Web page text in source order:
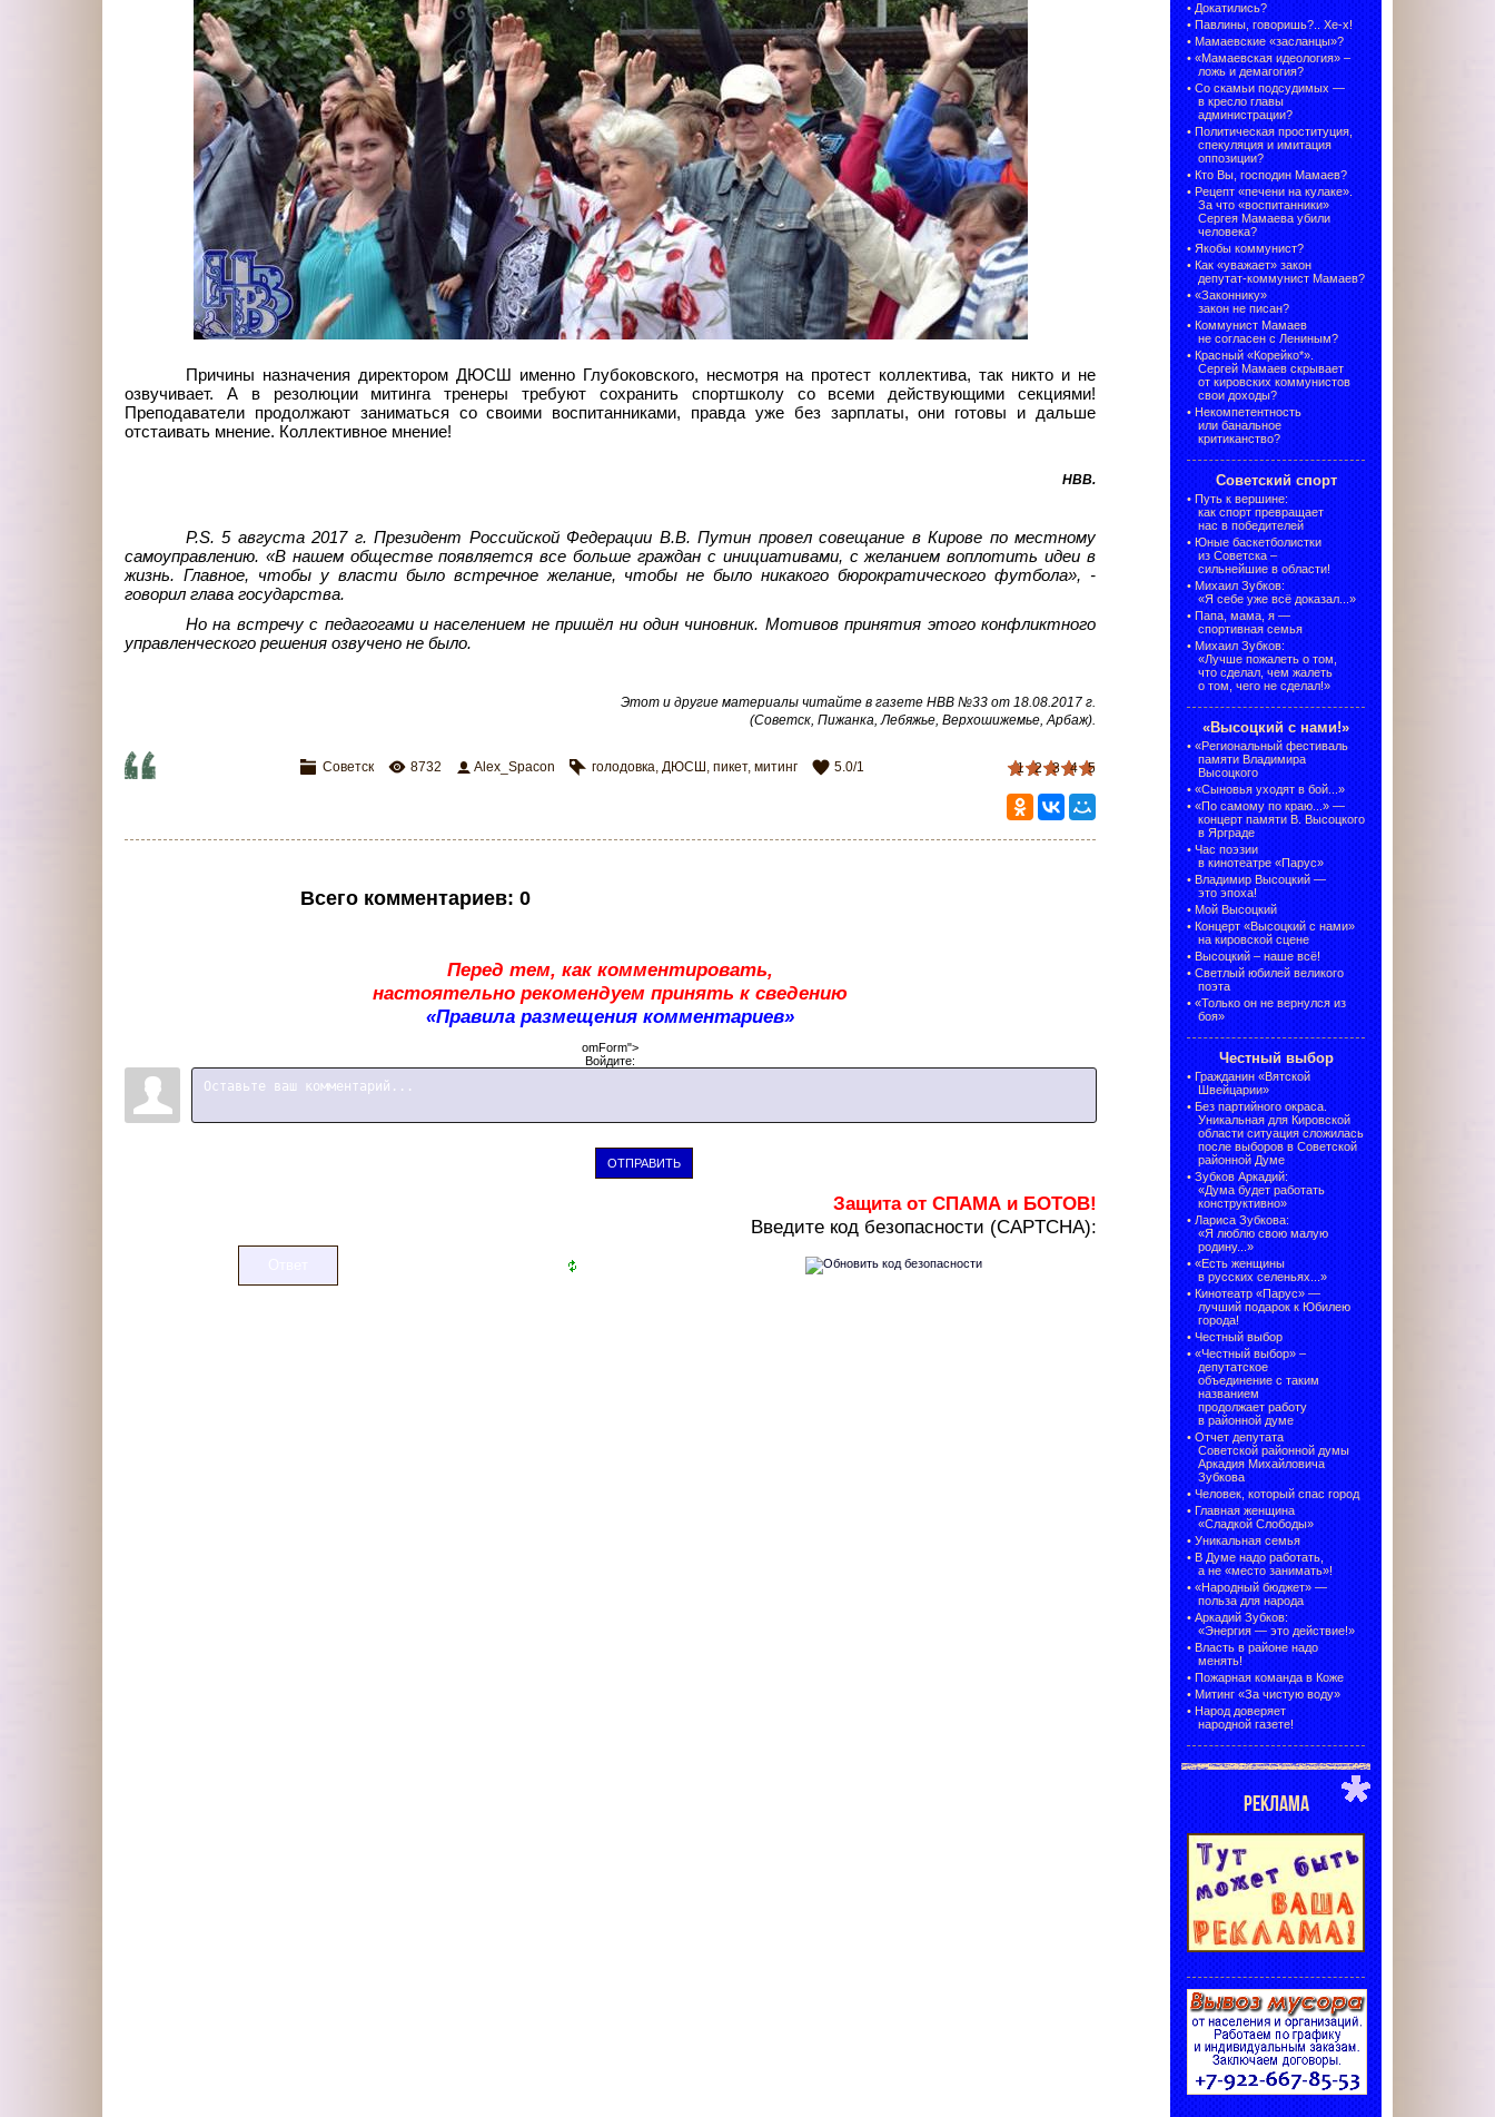
Причины назначения директором ДЮСШ именно Глубоковского, несмотря на протест коллектива, так никто и не
озвучивает. А в резолюции митинга тренеры требуют сохранить спортшколу со всеми действующими секциями!
Преподаватели продолжают заниматься со своими воспитанниками, правда уже без зарплаты, они готовы и дальше
отстаивать мнение. Коллективное мнение!
НВВ.
P.S. 5 августа 2017 г. Президент Российской Федерации В.В. Путин провел совещание в Кирове по местному
самоуправлению. «В нашем обществе появляется все больше граждан с инициативами, с желанием воплотить идеи в
жизнь. Главное, чтобы у власти было встречное желание, чтобы не было никакого бюрократического футбола», -
говорил глава государства.
Но на встречу с педагогами и населением не пришёл ни один чиновник. Мотивов принятия этого конфликтного
управленческого решения озвучено не было.
Этот и другие материалы читайте в газете НВВ №33 от 18.08.2017 г.
(Советск, Пижанка, Лебяжье, Верхошижемье, Арбаж).
1 2 3 4 5
Советск 8732 Alex_Spacon голодовка, ДЮСШ , пикет, митинг 5.0/1
Всего комментариев: 0
Перед тем, как комментировать,
настоятельно рекомендуем принять к сведению
«Правила размещения комментариев»
omForm">
Войдите:
ОТПРАВИТЬ
Защита от СПАМА и БОТОВ!
Введите код безопасности (CAPTCHA):
• Докатились?
• Павлины, говоришь?.. Хе-х!
• Мамаевские «засланцы»?
• «Мамаевская идеология» –
ложь и демагогия?
• Со скамьи подсудимых —
в кресло главы
администрации?
• Политическая проституция,
спекуляция и имитация
оппозиции?
• Кто Вы, господин Мамаев?
• Рецепт «печени на кулаке».
За что «воспитанники»
Сергея Мамаева убили
человека?
• Якобы коммунист?
• Как «уважает» закон
депутат-коммунист Мамаев?
• «Законнику»
закон не писан?
• Коммунист Мамаев
не согласен с Лениным?
• Красный «Корейко*».
Сергей Мамаев скрывает
от кировских коммунистов
свои доходы?
• Некомпетентность
или банальное
критиканство?
Советский спорт
• Путь к вершине:
как спорт превращает
нас в победителей
• Юные баскетболистки
из Советска –
сильнейшие в области!
• Михаил Зубков:
«Я себе уже всё доказал...»
• Папа, мама, я —
спортивная семья
• Михаил Зубков:
«Лучше пожалеть о том,
что сделал, чем жалеть
о том, чего не сделал!»
«Высоцкий с нами!»
• «Региональный фестиваль
памяти Владимира
Высоцкого
• «Сыновья уходят в бой...»
• «По самому по краю...» —
концерт памяти В. Высоцкого
в Ярграде
• Час поэзии
в кинотеатре «Парус»
• Владимир Высоцкий —
это эпоха!
• Мой Высоцкий
• Концерт «Высоцкий с нами»
на кировской сцене
• Высоцкий – наше всё!
• Светлый юбилей великого
поэта
• «Только он не вернулся из
боя»
Честный выбор
• Гражданин «Вятской
Швейцарии»
• Без партийного окраса.
Уникальная для Кировской
области ситуация сложилась
после выборов в Советской
районной Думе
• Зубков Аркадий:
«Дума будет работать
конструктивно»
• Лариса Зубкова:
«Я люблю свою малую
родину...»
• «Есть женщины
в русских селеньях...»
• Кинотеатр «Парус» —
лучший подарок к Юбилею
города!
• Честный выбор
• «Честный выбор» –
депутатское
объединение с таким
названием
продолжает работу
в районной думе
• Отчет депутата
Советской районной думы
Аркадия Михайловича
Зубкова
• Человек, который спас город
• Главная женщина
«Сладкой Слободы»
• Уникальная семья
• В Думе надо работать,
а не «место занимать»!
• «Народный бюджет» —
польза для народа
• Аркадий Зубков:
«Энергия — это действие!»
• Власть в районе надо
менять!
• Пожарная команда в Коже
• Митинг «За чистую воду»
• Народ доверяет
народной газете!
РЕКЛАМА